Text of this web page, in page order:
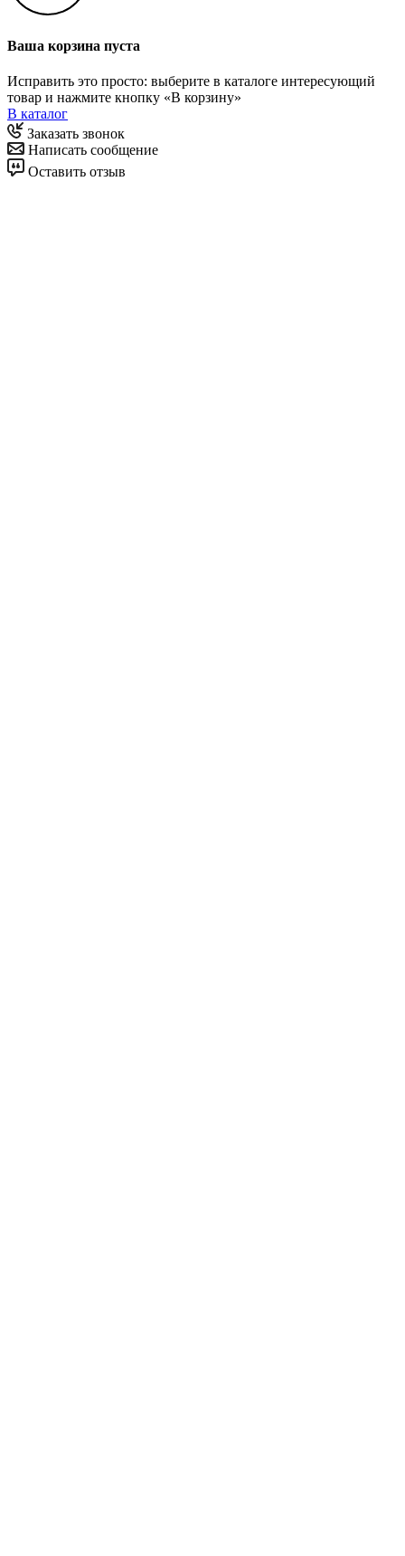
Ваша корзина пуста
Исправить это просто: выберите в каталоге интересующий
товар и нажмите кнопку «В корзину»
В каталог
Заказать звонок
Написать сообщение
Оставить отзыв